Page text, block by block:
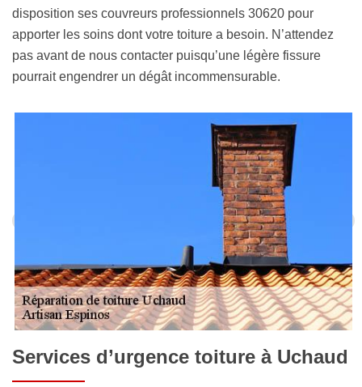
disposition ses couvreurs professionnels 30620 pour
apporter les soins dont votre toiture a besoin. N’attendez
pas avant de nous contacter puisqu’une légère fissure
pourrait engendrer un dégât incommensurable.
Services d’urgence toiture à Uchaud